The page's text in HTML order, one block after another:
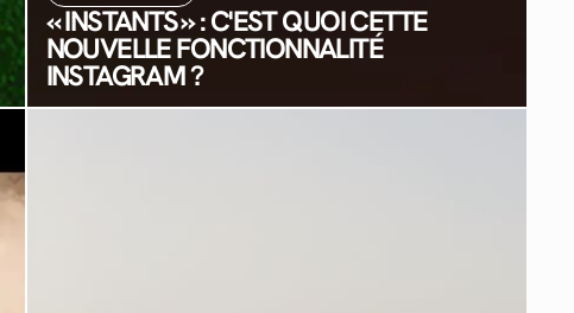
« INSTANTS » : C'EST QUOI CETTE
NOUVELLE FONCTIONNALITÉ
INSTAGRAM ?